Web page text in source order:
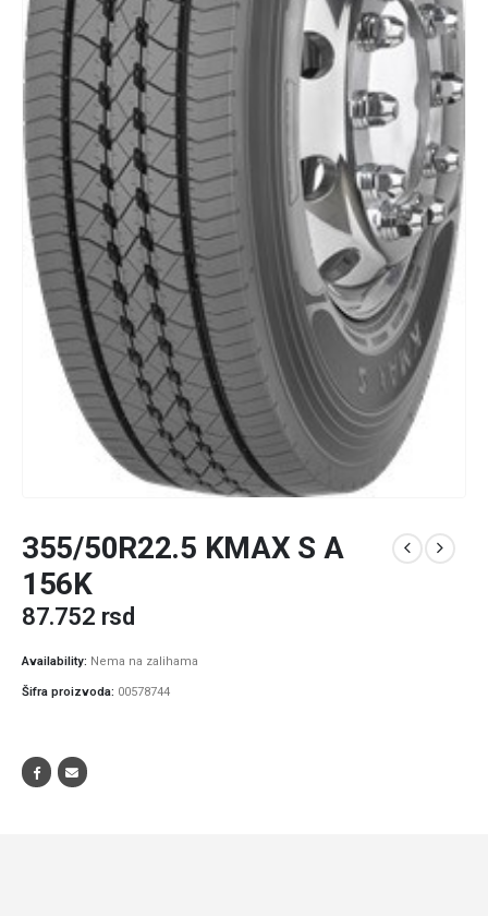
355/50R22.5 KMAX S A
156K
87.752 rsd
Availability: Nema na zalihama
Šifra proizvoda: 00578744